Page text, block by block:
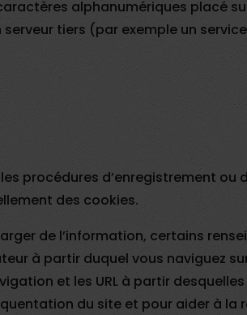
alphanumériques placé
tiers (par exemple un
procédures d’enregistrement ou
des cookies.
de l’information, certains
à partir duquel vous naviguez
et les URL à partir
du site et pour aider à la